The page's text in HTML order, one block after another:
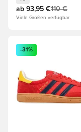
ab 93,95 €110 €
Viele Größen verfügbar
Öffnet ein neues
-31%